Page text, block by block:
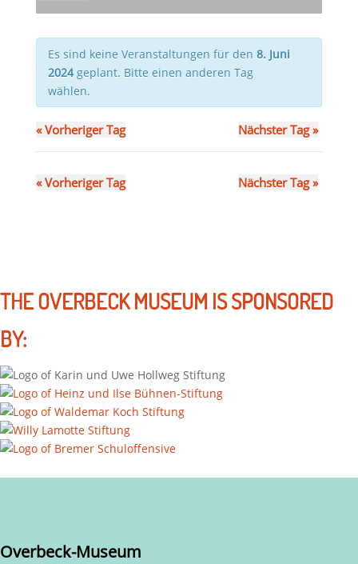
Es sind keine Veranstaltungen für den 8. Juni
2024geplant. Bitte einen anderen Tag
wählen.
«Vorheriger Tag Nächster Tag»
«Vorheriger Tag Nächster Tag»
THE OVERBECK MUSEUM IS SPONSORED
BY:
Overbeck-Museum